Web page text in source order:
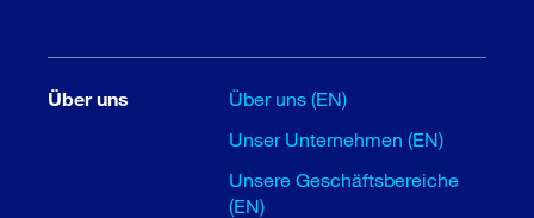
Über uns
Über uns (EN)
Unser Unternehmen (EN)
Unsere Geschäftsbereiche
(EN)